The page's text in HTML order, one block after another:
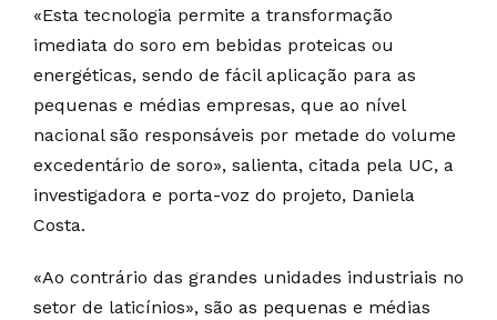
«Esta tecnologia permite a transformação
imediata do soro em bebidas proteicas ou
energéticas, sendo de fácil aplicação para as
pequenas e médias empresas, que ao nível
nacional são responsáveis por metade do volume
excedentário de soro», salienta, citada pela UC, a
investigadora e porta-voz do projeto, Daniela
Costa.
«Ao contrário das grandes unidades industriais no
setor de laticínios», são as pequenas e médias